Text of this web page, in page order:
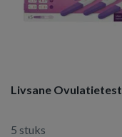
Livsane Ovulatietest
5 stuks